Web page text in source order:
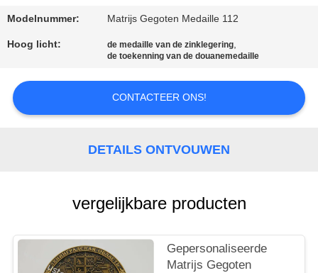
GEVALLEN
PRIVACY
Modelnummer: Matrijs Gegoten Medaille 112
Hoog licht: de medaille van de zinklegering,
de toekenning van de douanemedaille
CONTACTEER ONS!
DETAILS ONTVOUWEN
vergelijkbare producten
Gepersonaliseerde
Matrijs Gegoten